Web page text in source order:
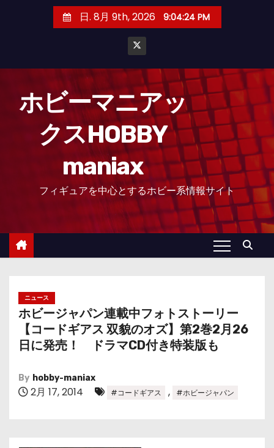
日. 8月 9th, 2026 9:04:25 PM
ホビーマニアッ
クスHOBBY
maniax
フィギュアを中心とするホビー系情報サイト
ニュース
ホビージャパン連載中フォトストーリー
【コードギアス 双貌のオズ】第2巻2月26
日に発売！ ドラマCD付き特装版も
By hobby-maniax
2月 17, 2014 #コードギアス , #ホビージャパン